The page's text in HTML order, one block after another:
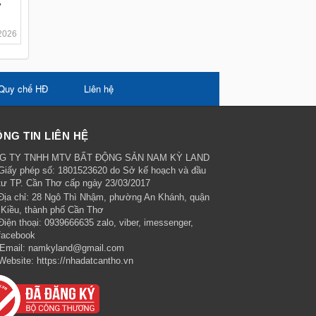
chế HĐ Liên hệ
TIN LIÊN HỆ
TY TNHH MTV BẤT ĐỘNG SẢN NAM KỲ LAND
phép số: 1801523620 do Sở kế hoạch và đầu
TP. Cần Thơ cấp ngày 23/03/2017
chỉ: 28 Ngô Thì Nhậm, phường An Khánh, quận
Kiều, thành phố Cần Thơ
thoại: 0939666635 zalo, viber, imessenger,
Email: namkyland@gmail.com
https://nhadatcantho.vn